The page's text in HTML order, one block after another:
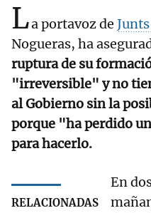
La portavoz de Junts
Nogueras, ha
ruptura de su
"irreversible" y no
al Gobierno sin la
porque "ha perdido
para hacerlo.
RELACIONADAS
En